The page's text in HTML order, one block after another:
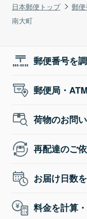
日本郵便トップ 郵
南大町
郵便番号を
郵便局・
荷物のお問
再配達のご
お届け日数
料金を計算